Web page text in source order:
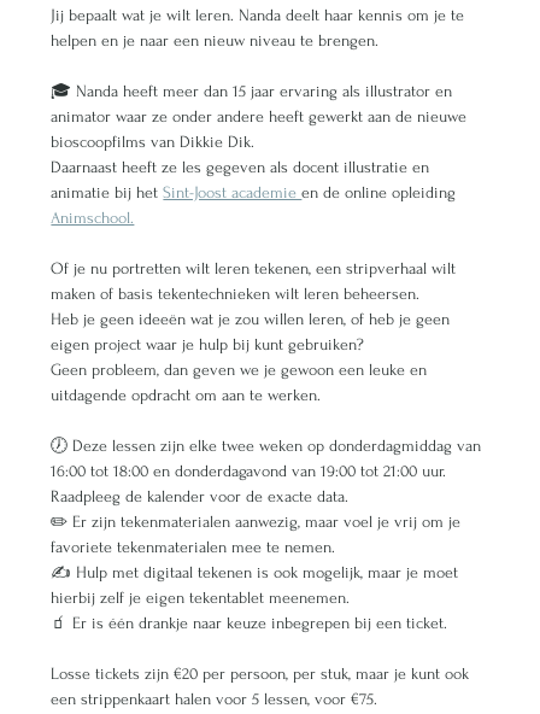
Jij bepaalt wat je wilt leren. Nanda deelt haar kennis om je te
helpen en je naar een nieuw niveau te brengen.
🎓 Nanda heeft meer dan 15 jaar ervaring als illustrator en
animator waar ze onder andere heeft gewerkt aan de nieuwe
bioscoopfilms van Dikkie Dik.
Daarnaast heeft ze les gegeven als docent illustratie en
animatie bij het Sint-Joost academie en de online opleiding
Animschool.
Of je nu portretten wilt leren tekenen, een stripverhaal wilt
maken of basis tekentechnieken wilt leren beheersen.
Heb je geen ideeën wat je zou willen leren, of heb je geen
eigen project waar je hulp bij kunt gebruiken?
Geen probleem, dan geven we je gewoon een leuke en
uitdagende opdracht om aan te werken.
🕖 Deze lessen zijn elke twee weken op donderdagmiddag van
16:00 tot 18:00 en donderdagavond van 19:00 tot 21:00 uur.
Raadpleeg de kalender voor de exacte data.
✏️ Er zijn tekenmaterialen aanwezig, maar voel je vrij om je
favoriete tekenmaterialen mee te nemen.
✍️ Hulp met digitaal tekenen is ook mogelijk, maar je moet
hierbij zelf je eigen tekentablet meenemen.
🧃 Er is één drankje naar keuze inbegrepen bij een ticket.
Losse tickets zijn €20 per persoon, per stuk, maar je kunt ook
een strippenkaart halen voor 5 lessen, voor €75.